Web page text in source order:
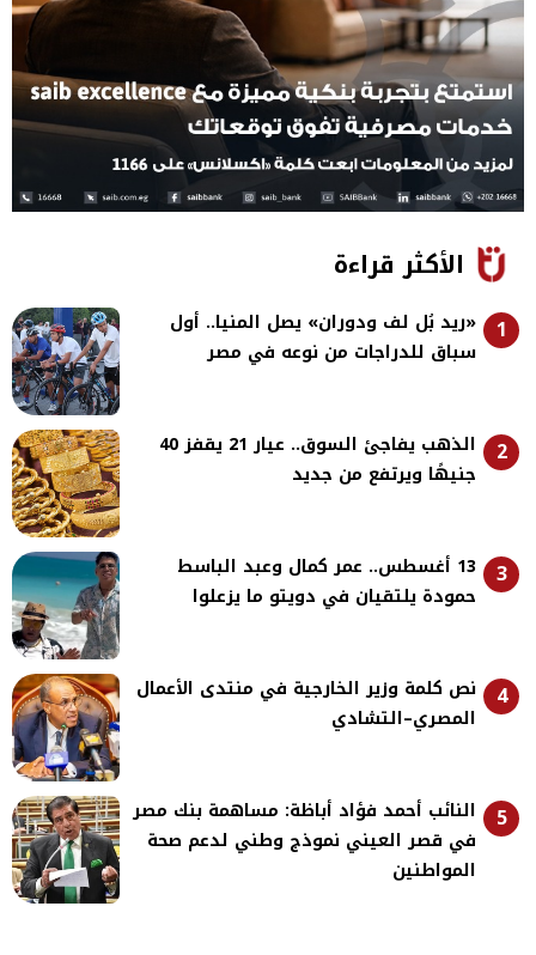
الأكثر قراءة
1
«ريد بُل لف ودوران» يصل المنيا.. أول
سباق للدراجات من نوعه في مصر
2
الذهب يفاجئ السوق.. عيار 21 يقفز 40
جنيهًا ويرتفع من جديد
3
13 أغسطس.. عمر كمال وعبد الباسط
حمودة يلتقيان في دويتو ما يزعلوا
4
نص كلمة وزير الخارجية في منتدى الأعمال
المصري–التشادي
5
النائب أحمد فؤاد أباظة: مساهمة بنك مصر
في قصر العيني نموذج وطني لدعم صحة
المواطنين